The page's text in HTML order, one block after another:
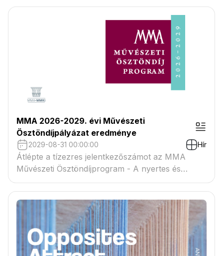
MMA 2026-2029. évi Művészeti
Ösztöndíjpályázat eredménye
2029-08-31 00:00:00 Hír
Átlépte a tízezres jelentkezőszámot az MMA
Művészeti Ösztöndíjprogram - A nyertes és
tartaléklistás pályázók névsora megtekinthető a
csatolmányban